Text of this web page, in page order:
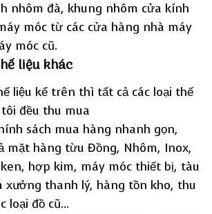
nhôm đà, khung nhôm cửa kính
móc từ các cửa hàng nhà máy
móc cũ.
liệu khác
liệu kể trên thì tất cả các loại thế
đều thu mua
sách mua hàng nhanh gọn,
mặt hàng từu Đồng, Nhôm, Inox,
hợp kim, máy móc thiết bị, tàu
xưởng thanh lý, hàng tồn kho, thu
loại đồ cũ…